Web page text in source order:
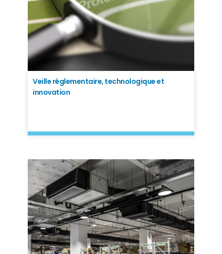
Veille réglementaire, technologique et
innovation